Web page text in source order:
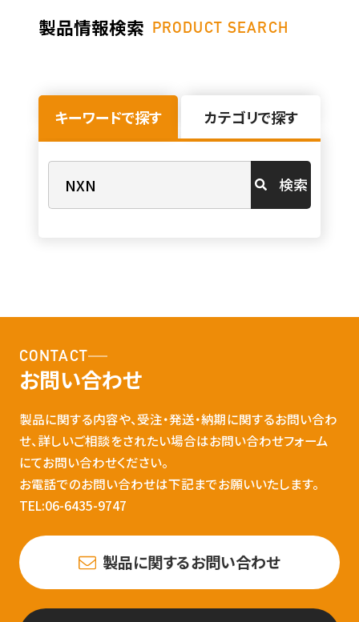
製品情報検索 PRODUCT SEARCH
キーワードで探す カテゴリで探す
検索
CONTACT
お問い合わせ
製品に関する内容や、受注・発送・納期に関するお問い合わ
せ、詳しいご相談をされたい場合はお問い合わせフォーム
にてお問い合わせください。
お電話でのお問い合わせは下記までお願いいたします。
TEL:06-6435-9747
製品に関するお問い合わせ